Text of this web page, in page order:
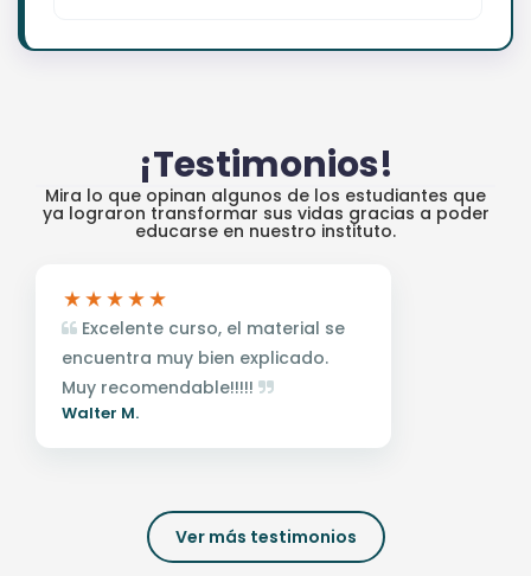
¡Testimonios!
Mira lo que opinan algunos de los estudiantes que
ya lograron transformar sus vidas gracias a poder
educarse en nuestro instituto.
Excelente curso, el material se
encuentra muy bien explicado.
Muy recomendable!!!!!
Walter M.
Ver más testimonios